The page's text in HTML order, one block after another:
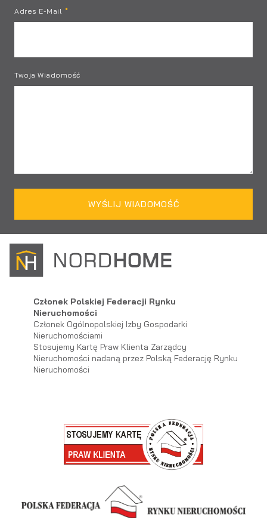
Adres E-Mail
Twoja Wiadomość
WYŚLIJ WIADOMOŚĆ
Członek Polskiej Federacji Rynku
Nieruchomości
Członek Ogólnopolskiej Izby Gospodarki
Nieruchomościami
Stosujemy Kartę Praw Klienta Zarządcy
Nieruchomości nadaną przez Polską Federację Rynku
Nieruchomości